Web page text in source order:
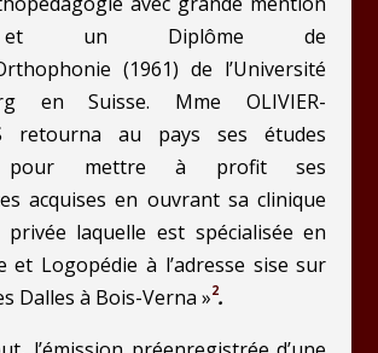
et un Diplôme de
(1961) de l’Université
en Suisse. Mme OLIVIER-
retourna au pays ses études
pour mettre à profit ses
acquises en ouvrant sa clinique
laquelle est spécialisée en
et Logopédie à l’adresse sise sur
Dalles à Bois-Verna »2.